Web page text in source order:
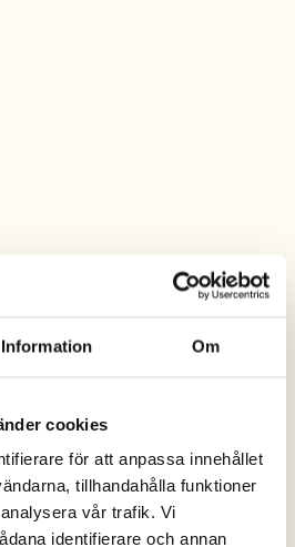
Information Om
cookies
för att anpassa innehållet
tillhandahålla funktioner
vår trafik. Vi
identifierare och annan